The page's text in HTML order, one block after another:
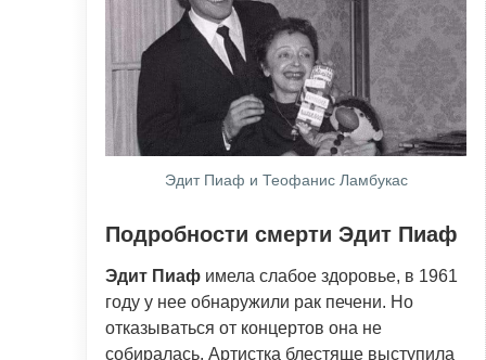
Эдит Пиаф и Теофанис Ламбукас
Подробности смерти Эдит Пиаф
Эдит Пиаф имела слабое здоровье, в 1961
году у нее обнаружили рак печени. Но
отказываться от концертов она не
собиралась. Артистка блестяще выступила